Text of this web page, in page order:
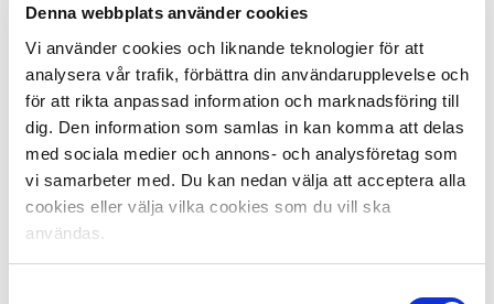
Denna webbplats använder cookies
Vi använder cookies och liknande teknologier för att
analysera vår trafik, förbättra din användarupplevelse och
för att rikta anpassad information och marknadsföring till
dig. Den information som samlas in kan komma att delas
med sociala medier och annons- och analysföretag som
vi samarbeter med. Du kan nedan välja att acceptera alla
cookies eller välja vilka cookies som du vill ska
användas.
Elitfotboll),Jon Persson(C More),Anna Brolin
(Expressen),
(Offside)
och
(Aftonbladet).
Vinnande spelare får en check från Svenska Spel på 10
000 kronor där pengarna går till en av klubbens
samhällsengagemang.
Vinnande spelare utses alltid i C Mores första sändning
av Fotbollssöndag eller Fotbollsmåndag varje månad